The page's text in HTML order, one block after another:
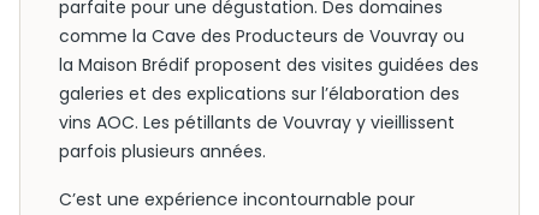
parfaite pour une dégustation. Des domaines
comme la Cave des Producteurs de Vouvray ou
la Maison Brédif proposent des visites guidées des
galeries et des explications sur l’élaboration des
vins AOC. Les pétillants de Vouvray y vieillissent
parfois plusieurs années.
C’est une expérience incontournable pour